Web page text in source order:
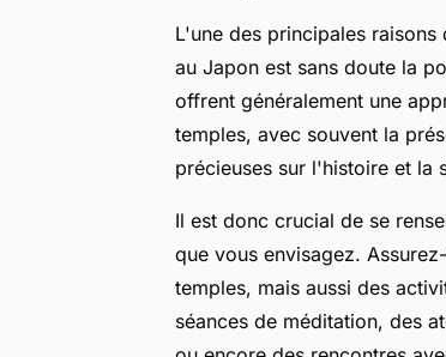
L'une des principales
au Japon est sans doute la
offrent généralement une
temples, avec souvent la
précieuses sur l'histoire et la
Il est donc crucial de se
que vous envisagez.
temples, mais aussi des
séances de méditation, des